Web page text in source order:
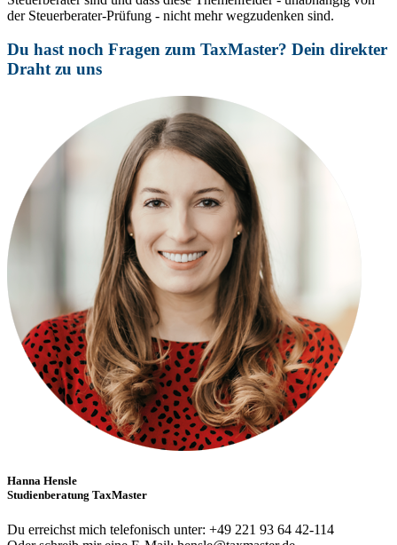
der Steuerberater-Prüfung - nicht mehr wegzudenken sind.
Du hast noch Fragen zum TaxMaster? Dein direkter
Draht zu uns
Hanna Hensle
Studienberatung TaxMaster
Du erreichst mich telefonisch unter: +49 221 93 64 42-114